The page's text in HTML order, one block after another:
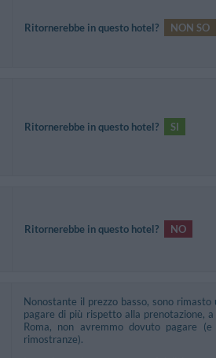
Ritornerebbe in questo hotel? NON SO
Ritornerebbe in questo hotel? SI
Ritornerebbe in questo hotel? NO
Nonostante il prezzo basso, sono
pagare di più rispetto alla prenotazione,
Roma, non avremmo dovuto pagare
rimostranze).